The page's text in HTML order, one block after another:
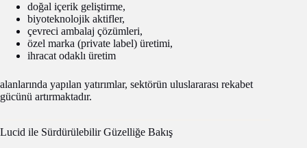
doğal içerik geliştirme,
biyoteknolojik aktifler,
çevreci ambalaj çözümleri,
özel marka (private label) üretimi,
ihracat odaklı üretim
alanlarında yapılan yatırımlar, sektörün uluslararası rekabet
gücünü artırmaktadır.
Lucid ile Sürdürülebilir Güzelliğe Bakış